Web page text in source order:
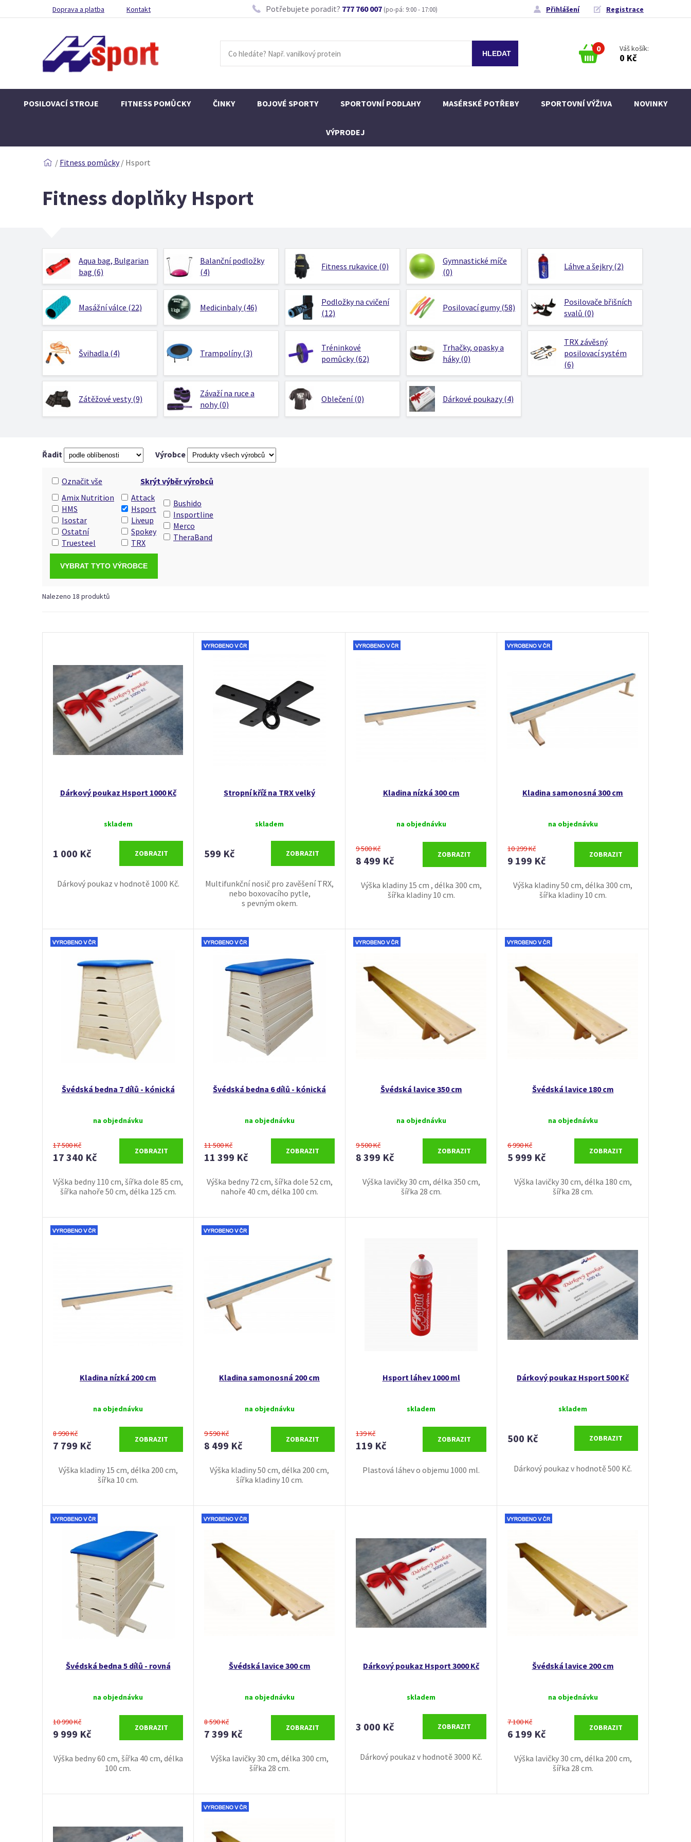
Doprava a platba Kontakt Potřebujete poradit? 777 760 007 (po-pá: 9:00 - 17:00) Přihlášení Registrace
0 Váš košík:
0 Kč
POSILOVACÍ STROJE FITNESS POMŮCKY ČINKY BOJOVÉ SPORTY SPORTOVNÍ PODLAHY MASÉRSKÉ POTŘEBY SPORTOVNÍ VÝŽIVA NOVINKY
VÝPRODEJ
/ Fitness pomůcky / Hsport
Fitness doplňky Hsport
Aqua bag, Bulgarian
bag (6)
Balanční podložky
(4)
Fitness rukavice (0)
Gymnastické míče
(0)
Láhve a šejkry (2)
Masážní válce (22) Medicinbaly (46)
Podložky na cvičení
(12)
Posilovací gumy (58)
Posilovače břišních
svalů (0)
Švihadla (4) Trampolíny (3)
Tréninkové
pomůcky (62)
Trhačky, opasky a
háky (0)
TRX závěsný
posilovací systém
(6)
Zátěžové vesty (9)
Závaží na ruce a
nohy (0)
Oblečení (0) Dárkové poukazy (4)
Řadit Výrobce
Skrýt výběr výrobců
Označit vše
Amix Nutrition
HMS
Isostar
Ostatní
Truesteel
Attack
Hsport
Liveup
Spokey
TRX
Bushido
Insportline
Merco
TheraBand
Nalezeno 18 produktů
Dárkový poukaz Hsport 1000 Kč
skladem
1 000 Kč ZOBRAZIT
Dárkový poukaz v hodnotě 1000 Kč.
Stropní kříž na TRX velký
skladem
599 Kč ZOBRAZIT
Multifunkční nosič pro zavěšení TRX,
nebo boxovacího pytle,
s pevným okem.
Kladina nízká 300 cm
na objednávku
9 500 Kč
8 499 Kč
ZOBRAZIT
Výška kladiny 15 cm , délka 300 cm,
šířka kladiny 10 cm.
Kladina samonosná 300 cm
na objednávku
10 299 Kč
9 199 Kč
ZOBRAZIT
Výška kladiny 50 cm, délka 300 cm,
šířka kladiny 10 cm.
Švédská bedna 7 dílů - kónická
na objednávku
17 500 Kč
17 340 Kč
ZOBRAZIT
Výška bedny 110 cm, šířka dole 85 cm,
šířka nahoře 50 cm, délka 125 cm.
Švédská bedna 6 dílů - kónická
na objednávku
11 500 Kč
11 399 Kč
ZOBRAZIT
Výška bedny 72 cm, šířka dole 52 cm,
nahoře 40 cm, délka 100 cm.
Švédská lavice 350 cm
na objednávku
9 500 Kč
8 399 Kč
ZOBRAZIT
Výška lavičky 30 cm, délka 350 cm,
šířka 28 cm.
Švédská lavice 180 cm
na objednávku
6 990 Kč
5 999 Kč
ZOBRAZIT
Výška lavičky 30 cm, délka 180 cm,
šířka 28 cm.
Kladina nízká 200 cm
na objednávku
8 990 Kč
7 799 Kč
ZOBRAZIT
Výška kladiny 15 cm, délka 200 cm,
šířka 10 cm.
Kladina samonosná 200 cm
na objednávku
9 590 Kč
8 499 Kč
ZOBRAZIT
Výška kladiny 50 cm, délka 200 cm,
šířka kladiny 10 cm.
Hsport láhev 1000 ml
skladem
139 Kč
119 Kč
ZOBRAZIT
Plastová láhev o objemu 1000 ml.
Dárkový poukaz Hsport 500 Kč
skladem
500 Kč ZOBRAZIT
Dárkový poukaz v hodnotě 500 Kč.
Švédská bedna 5 dílů - rovná
na objednávku
10 990 Kč
9 999 Kč
ZOBRAZIT
Výška bedny 60 cm, šířka 40 cm, délka
100 cm.
Švédská lavice 300 cm
na objednávku
8 590 Kč
7 399 Kč
ZOBRAZIT
Výška lavičky 30 cm, délka 300 cm,
šířka 28 cm.
Dárkový poukaz Hsport 3000 Kč
skladem
3 000 Kč ZOBRAZIT
Dárkový poukaz v hodnotě 3000 Kč.
Švédská lavice 200 cm
na objednávku
7 100 Kč
6 199 Kč
ZOBRAZIT
Výška lavičky 30 cm, délka 200 cm,
šířka 28 cm.